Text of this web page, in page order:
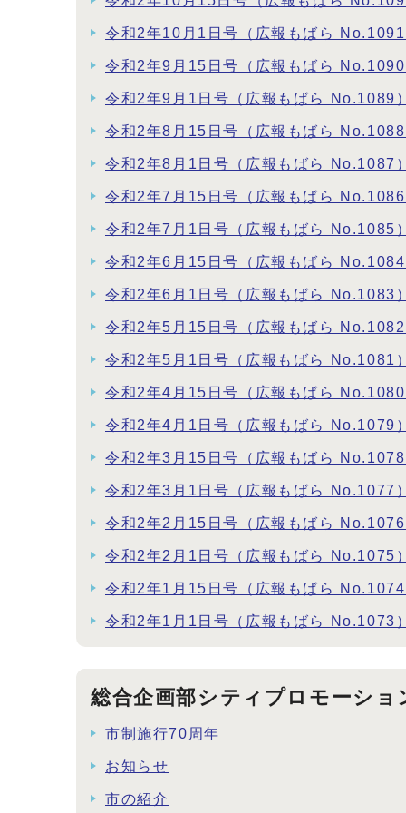
令和2年10月1日号（広報もばら No.1091
令和2年9月15日号（広報もばら No.1090
令和2年9月1日号（広報もばら No.1089）
令和2年8月15日号（広報もばら No.1088
令和2年8月1日号（広報もばら No.1087）
令和2年7月15日号（広報もばら No.1086
令和2年7月1日号（広報もばら No.1085）
令和2年6月15日号（広報もばら No.1084
令和2年6月1日号（広報もばら No.1083）
令和2年5月15日号（広報もばら No.1082
令和2年5月1日号（広報もばら No.1081）
令和2年4月15日号（広報もばら No.1080
令和2年4月1日号（広報もばら No.1079）
令和2年3月15日号（広報もばら No.1078
令和2年3月1日号（広報もばら No.1077）
令和2年2月15日号（広報もばら No.1076
令和2年2月1日号（広報もばら No.1075）
令和2年1月15日号（広報もばら No.1074
令和2年1月1日号（広報もばら No.1073）
総合企画部シティプロモーショ
市制施行70周年
お知らせ
市の紹介